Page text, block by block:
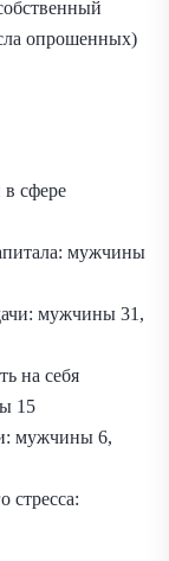
опрошенных)
сфере
мужчины
мужчины 31,
на себя
15
мужчины 6,
стресса: